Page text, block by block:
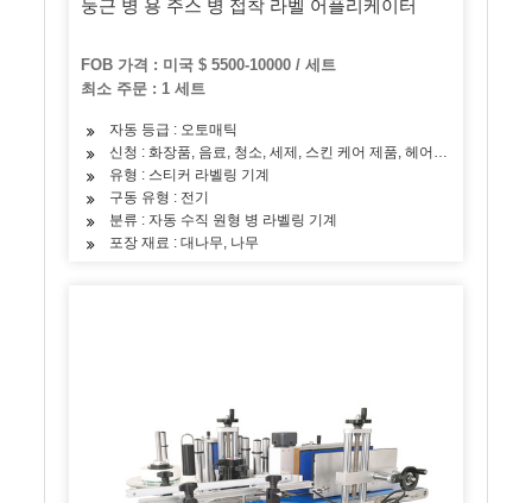
둥근 병 용 주스 병 접착 라벨 어플리케이터
FOB 가격 : 미국 $ 5500-10000 / 세트
최소 주문 : 1 세트
자동 등급 : 오토매틱
신청 : 화장품, 음료, 청소, 세제, 스킨 케어 제품, 헤어 케어 제품, 오
유형 : 스티커 라벨링 기계
구동 유형 : 전기
분류 : 자동 수직 원형 병 라벨링 기계
포장 재료 : 대나무, 나무